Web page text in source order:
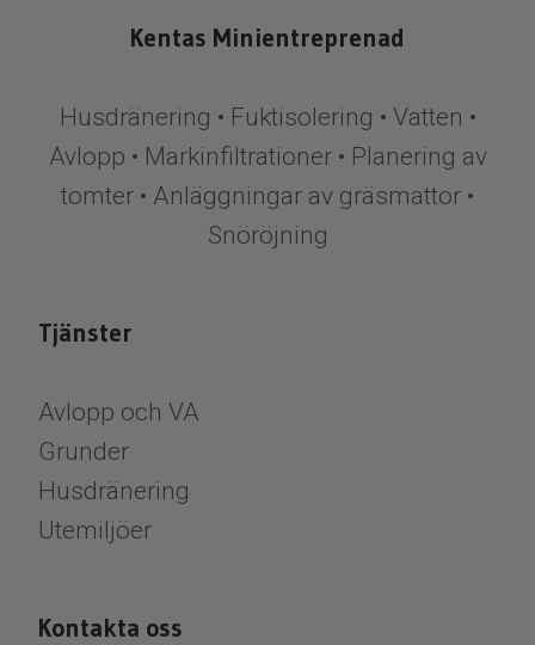
Kentas Minientreprenad
Husdränering • Fuktisolering • Vatten •
Avlopp • Markinfiltrationer • Planering av
tomter • Anläggningar av gräsmattor •
Snöröjning
Tjänster
Avlopp och VA
Grunder
Husdränering
Utemiljöer
Kontakta oss